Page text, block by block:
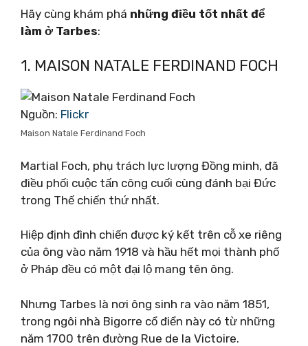
Hãy cùng khám phá những điều tốt nhất để
làm ở Tarbes:
1. MAISON NATALE FERDINAND FOCH
Nguồn: Flickr
Maison Natale Ferdinand Foch
Martial Foch, phụ trách lực lượng Đồng minh, đã
điều phối cuộc tấn công cuối cùng đánh bại Đức
trong Thế chiến thứ nhất.
Hiệp định đình chiến được ký kết trên cỗ xe riêng
của ông vào năm 1918 và hầu hết mọi thành phố
ở Pháp đều có một đại lộ mang tên ông.
Nhưng Tarbes là nơi ông sinh ra vào năm 1851,
trong ngôi nhà Bigorre cổ điển này có từ những
năm 1700 trên đường Rue de la Victoire.